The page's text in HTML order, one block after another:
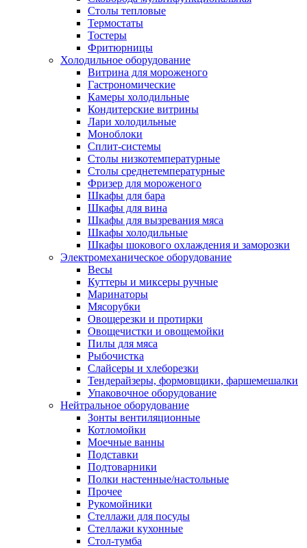
Столы тепловые
Термостаты
Тостеры
Фритюрницы
Холодильное оборудование
Витрина для мороженого
Гастрономические
Камеры холодильные
Кондитерские витрины
Лари холодильные
Моноблоки
Сплит-системы
Столы низкотемпературные
Столы среднетемпературные
Фризер для мороженого
Шкафы для бара
Шкафы для вина
Шкафы для вызревания мяса
Шкафы холодильные
Шкафы шокового охлаждения и заморозки
Электромеханическое оборудование
Весы
Куттеры и миксеры ручные
Маринаторы
Мясорубки
Овощерезки и протирки
Овощечистки и овощемойки
Пилы для мяса
Рыбочистка
Слайсеры и хлеборезки
Тендерайзеры, формовщики, фаршемешалки
Упаковочное оборудование
Нейтральное оборудование
Зонты вентиляционные
Котломойки
Моечные ванны
Подставки
Подтоварники
Полки настенные/настольные
Прочее
Рукомойники
Стеллажи для посуды
Стеллажи кухонные
Стол-тумба